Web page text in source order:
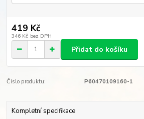
419 Kč
346 Kč bez DPH
Přidat do košíku
Číslo produktu: P60470109160-1
Kompletní specifikace